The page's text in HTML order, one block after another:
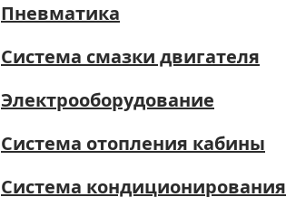
Пневматика
Система смазки двигателя
Электрооборудование
Система отопления кабины
Система кондиционирования